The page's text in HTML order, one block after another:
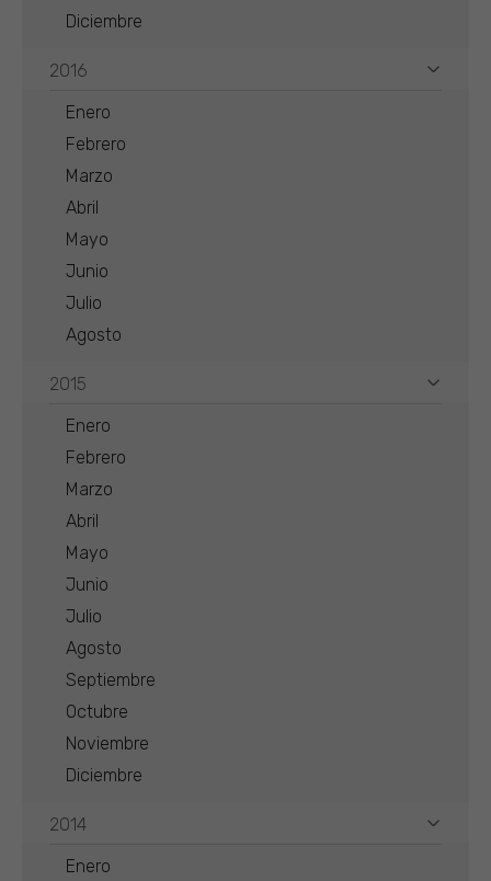
Diciembre
2016
Enero
Febrero
Marzo
Abril
Mayo
Junio
Julio
Agosto
2015
Enero
Febrero
Marzo
Abril
Mayo
Junio
Julio
Agosto
Septiembre
Octubre
Noviembre
Diciembre
2014
Enero